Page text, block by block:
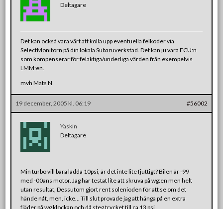
Deltagare
Det kan också vara värt att kolla upp eventuella felkoder via
SelectMonitorn på din lokala Subaruverkstad. Det kan ju vara ECU:n
som kompenserar för felaktiga/underliga värden från exempelvis
LMM:en.
mvh Mats N
19 december, 2005 kl. 06:19 #56002
Yaskin
Deltagare
Min turbo vill bara ladda 10psi, är det inte lite fjuttigt? Bilen är -99
med -00ans motor. Jag har testat lite att skruva på wg:en men helt
utan resultat, Dessutom gjort rent solenioden för att se om det
hände nåt, men, icke… Till slut provade jag att hänga på en extra
fjäder på wg klockan och då steg trycket till ca 13 psi.